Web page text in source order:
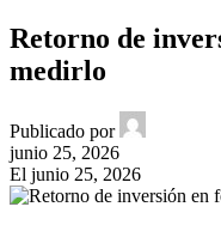
Retorno de
medirlo
Publicado por
junio 25, 2026
El junio 25, 2026